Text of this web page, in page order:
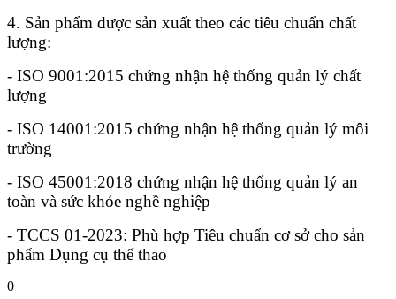
4. Sản phẩm được sản xuất theo các tiêu chuẩn chất
lượng:
- ISO 9001:2015 chứng nhận hệ thống quản lý chất
lượng
- ISO 14001:2015 chứng nhận hệ thống quản lý môi
trường
- ISO 45001:2018 chứng nhận hệ thống quản lý an
toàn và sức khỏe nghề nghiệp
- TCCS 01-2023: Phù hợp Tiêu chuẩn cơ sở cho sản
phẩm Dụng cụ thể thao
0